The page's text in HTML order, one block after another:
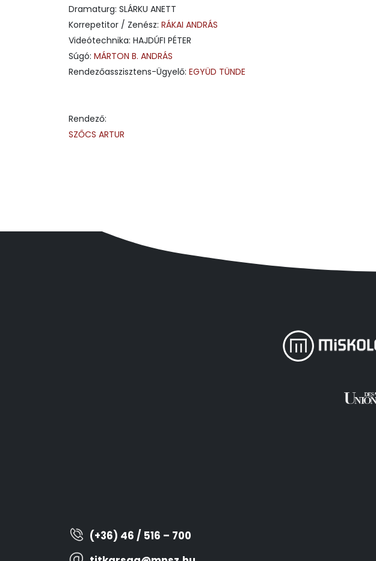
Dramaturg: SLÁRKU ANETT
Korrepetitor / Zenész: RÁKAI ANDRÁS
Videótechnika: HAJDÚFI PÉTER
Súgó: MÁRTON B. ANDRÁS
Rendezőasszisztens-Ügyelő: EGYÜD TÜNDE
Rendező:
SZŐCS ARTUR
(+36) 46 / 516 – 700